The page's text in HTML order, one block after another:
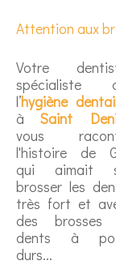
Attention aux
Votre
spécialiste
l’hygiène
à
Saint
vous
l'histoire de
qui aimait
brosser les
très fort et
des brosses
dents à
durs...